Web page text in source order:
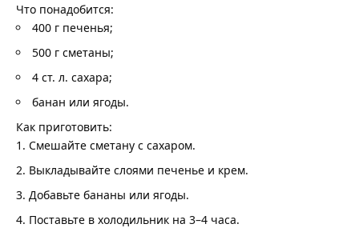
Что понадобится:
400 г печенья;
500 г сметаны;
4 ст. л. сахара;
банан или ягоды.
Как приготовить:
Смешайте сметану с сахаром.
Выкладывайте слоями печенье и крем.
Добавьте бананы или ягоды.
Поставьте в холодильник на 3–4 часа.